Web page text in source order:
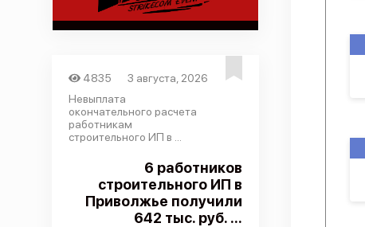
4835
3 августа, 2026
Невыплата
окончательного расчета
работникам
строительного ИП в ...
6 работников
строительного ИП в
Приволжье получили
642 тыс. руб. ...